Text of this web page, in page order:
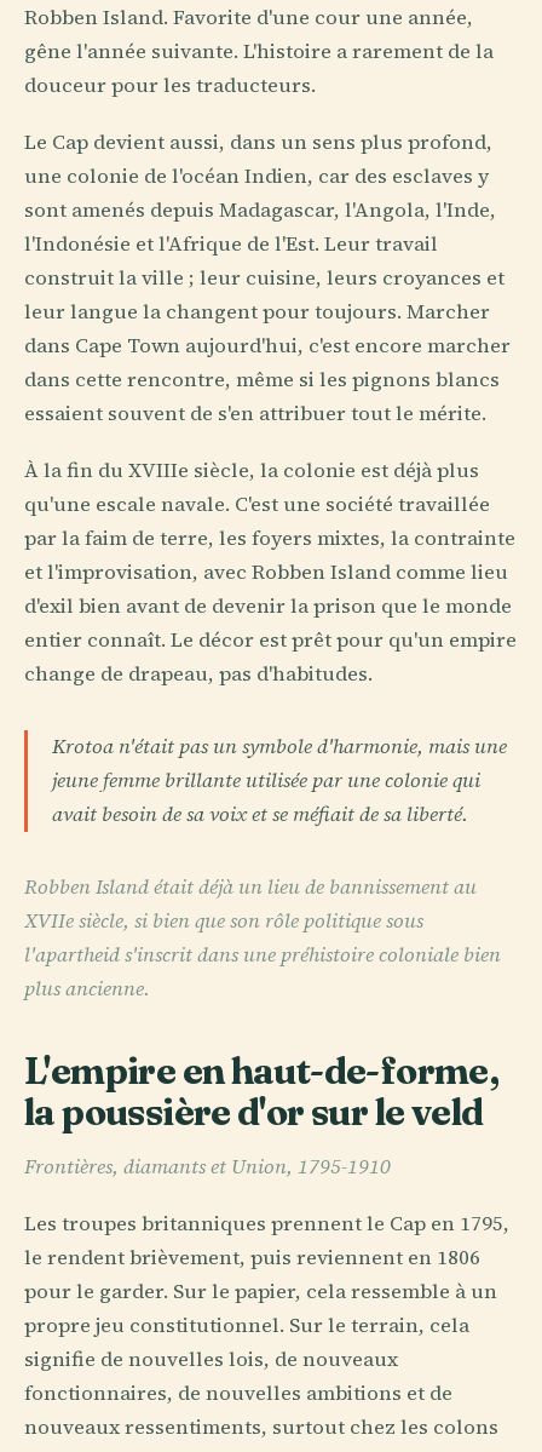
Robben Island. Favorite d'une cour une année,
gêne l'année suivante. L'histoire a rarement de la
douceur pour les traducteurs.
Le Cap devient aussi, dans un sens plus profond,
une colonie de l'océan Indien, car des esclaves y
sont amenés depuis Madagascar, l'Angola, l'Inde,
l'Indonésie et l'Afrique de l'Est. Leur travail
construit la ville ; leur cuisine, leurs croyances et
leur langue la changent pour toujours. Marcher
dans Cape Town aujourd'hui, c'est encore marcher
dans cette rencontre, même si les pignons blancs
essaient souvent de s'en attribuer tout le mérite.
À la fin du XVIIIe siècle, la colonie est déjà plus
qu'une escale navale. C'est une société travaillée
par la faim de terre, les foyers mixtes, la contrainte
et l'improvisation, avec Robben Island comme lieu
d'exil bien avant de devenir la prison que le monde
entier connaît. Le décor est prêt pour qu'un empire
change de drapeau, pas d'habitudes.
Krotoa n'était pas un symbole d'harmonie, mais une
jeune femme brillante utilisée par une colonie qui
avait besoin de sa voix et se méfiait de sa liberté.
Robben Island était déjà un lieu de bannissement au
XVIIe siècle, si bien que son rôle politique sous
l'apartheid s'inscrit dans une préhistoire coloniale bien
plus ancienne.
L'empire en haut-de-forme,
la poussière d'or sur le veld
Frontières, diamants et Union, 1795-1910
Les troupes britanniques prennent le Cap en 1795,
le rendent brièvement, puis reviennent en 1806
pour le garder. Sur le papier, cela ressemble à un
propre jeu constitutionnel. Sur le terrain, cela
signifie de nouvelles lois, de nouveaux
fonctionnaires, de nouvelles ambitions et de
nouveaux ressentiments, surtout chez les colons